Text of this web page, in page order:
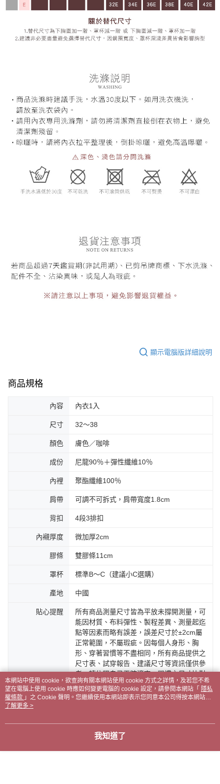
顯示電腦版詳細說明
商品規格
內容 內衣1入
尺寸 32～38
顏色 膚色／咖啡
成份 尼龍90％＋彈性纖維10％
內裡 聚酯纖維100％
肩帶 可調不可拆式，肩帶寬度1.8cm
背扣 4段3排扣
內襯厚度 微加厚2cm
膠條 雙膠條11cm
罩杯 標準B～C（建議小C選購）
產地 中國
貼心提醒
所有商品測量尺寸皆為平放未撐開測量，可
能因材質、布料彈性、製程差異、測量起迄
點等因素而略有誤差，誤差尺寸於±2cm屬
正常範圍，不屬瑕疵。因每個人身形、胸
形、穿著習慣等不盡相同，所有商品提供之
尺寸表、試穿報告、建議尺寸等資訊僅供參
考，請依照自己平時適穿、習慣之尺寸比對
商品資訊挑選。
商品相關分類 (4) 查看全部
本網站中使用 cookie，欲查詢有關本網站使用 cookie 方式之詳情，及若您不希
望在電腦上使用 cookie 時應如何變更電腦的 cookie 設定，請參閱本網站「 隱私
權條款 」之 Cookie 聲明。您繼續使用本網站即表示您同意本公司得按本網站使
用條款之 Cookie 聲明使用 cookie。
了解更多 >
我知道了